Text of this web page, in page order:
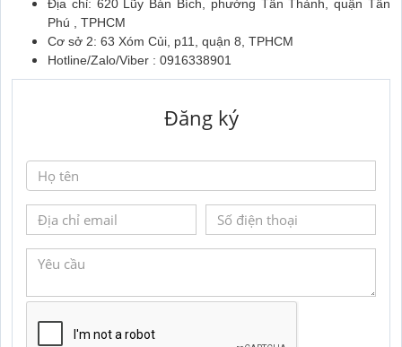
Địa chỉ: 620 Lũy Bán Bích, phường Tân Thành, quận Tân
Phú , TPHCM
Cơ sở 2: 63 Xóm Củi, p11, quận 8, TPHCM
Hotline/Zalo/Viber : 0916338901
Đăng ký